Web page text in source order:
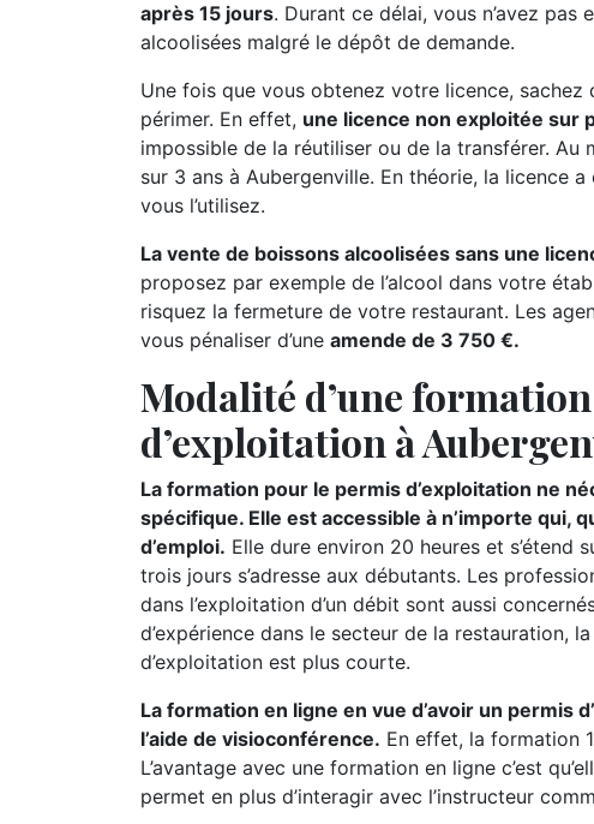
après 15 jours. Durant ce délai, vous n’avez
alcoolisées malgré le dépôt de demande.
Une fois que vous obtenez votre licence, sachez
périmer. En effet, une licence non exploitée sur
impossible de la réutiliser ou de la transférer.
sur 3 ans à Aubergenville. En théorie, la licence
vous l’utilisez.
La vente de boissons alcoolisées sans une
proposez par exemple de l’alcool dans votre
risquez la fermeture de votre restaurant. Les
vous pénaliser d’une amende de 3 750 €.
Modalité d’une
d’exploitation à
La formation pour le permis d’exploitation ne
spécifique. Elle est accessible à n’importe qui,
d’emploi. Elle dure environ 20 heures et s’étend
trois jours s’adresse aux débutants. Les
dans l’exploitation d’un débit sont aussi
d’expérience dans le secteur de la restauration,
d’exploitation est plus courte.
La formation en ligne en vue d’avoir un permis
l’aide de visioconférence. En effet, la formation
L’avantage avec une formation en ligne c’est
permet en plus d’interagir avec l’instructeur